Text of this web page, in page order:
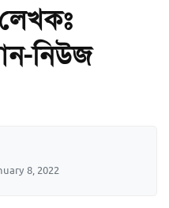
নিউজ
8, 2022